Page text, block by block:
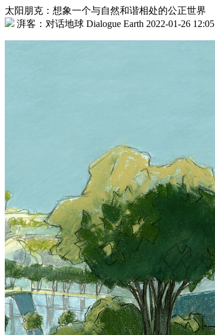
太阳朋克：想象一个与自然和谐相处的公正世界
湃客：对话地球 Dialogue Earth 2022-01-26 12:05